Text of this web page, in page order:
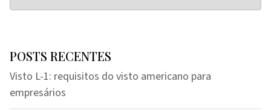
POSTS RECENTES
Visto L-1: requisitos do visto americano para
empresários